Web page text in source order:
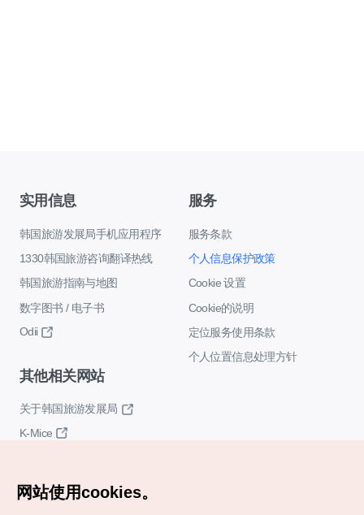
实用信息
韩国旅游发展局手机应用程序
1330韩国旅游咨询翻译热线
韩国旅游指南与地图
数字图书 / 电子书
Odii
服务
服务条款
个人信息保护政策
Cookie 设置
Cookie的说明
定位服务使用条款
个人位置信息处理方针
其他相关网站
关于韩国旅游发展局
K-Mice
网站使用cookies。